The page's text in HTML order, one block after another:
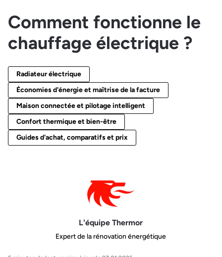
Comment fonctionne le
chauffage électrique ?
Radiateur électrique
Économies d'énergie et maîtrise de la facture
Maison connectée et pilotage intelligent
Confort thermique et bien-être
Guides d'achat, comparatifs et prix
L'équipe Thermor
Expert de la rénovation énergétique